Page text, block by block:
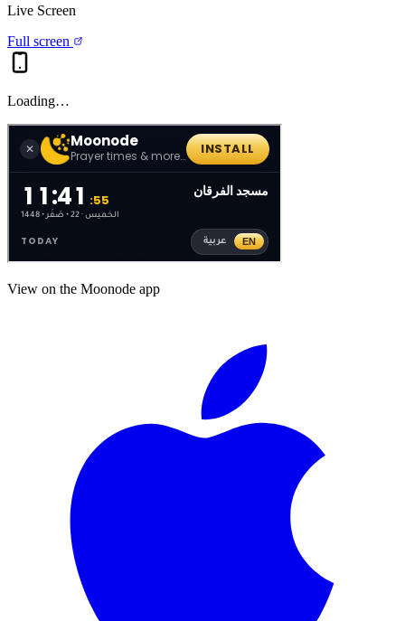
Live Screen
Full screen
Loading…
View on the Moonode app